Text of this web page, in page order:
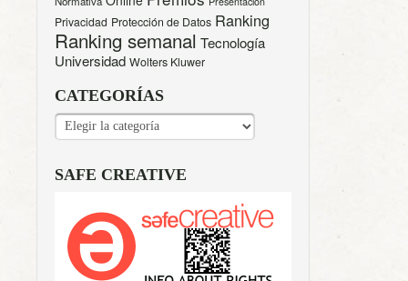
Privacidad Protección de Datos Ranking
Ranking semanal Tecnología
Universidad Wolters Kluwer
CATEGORÍAS
CATEGORÍAS
SAFE CREATIVE